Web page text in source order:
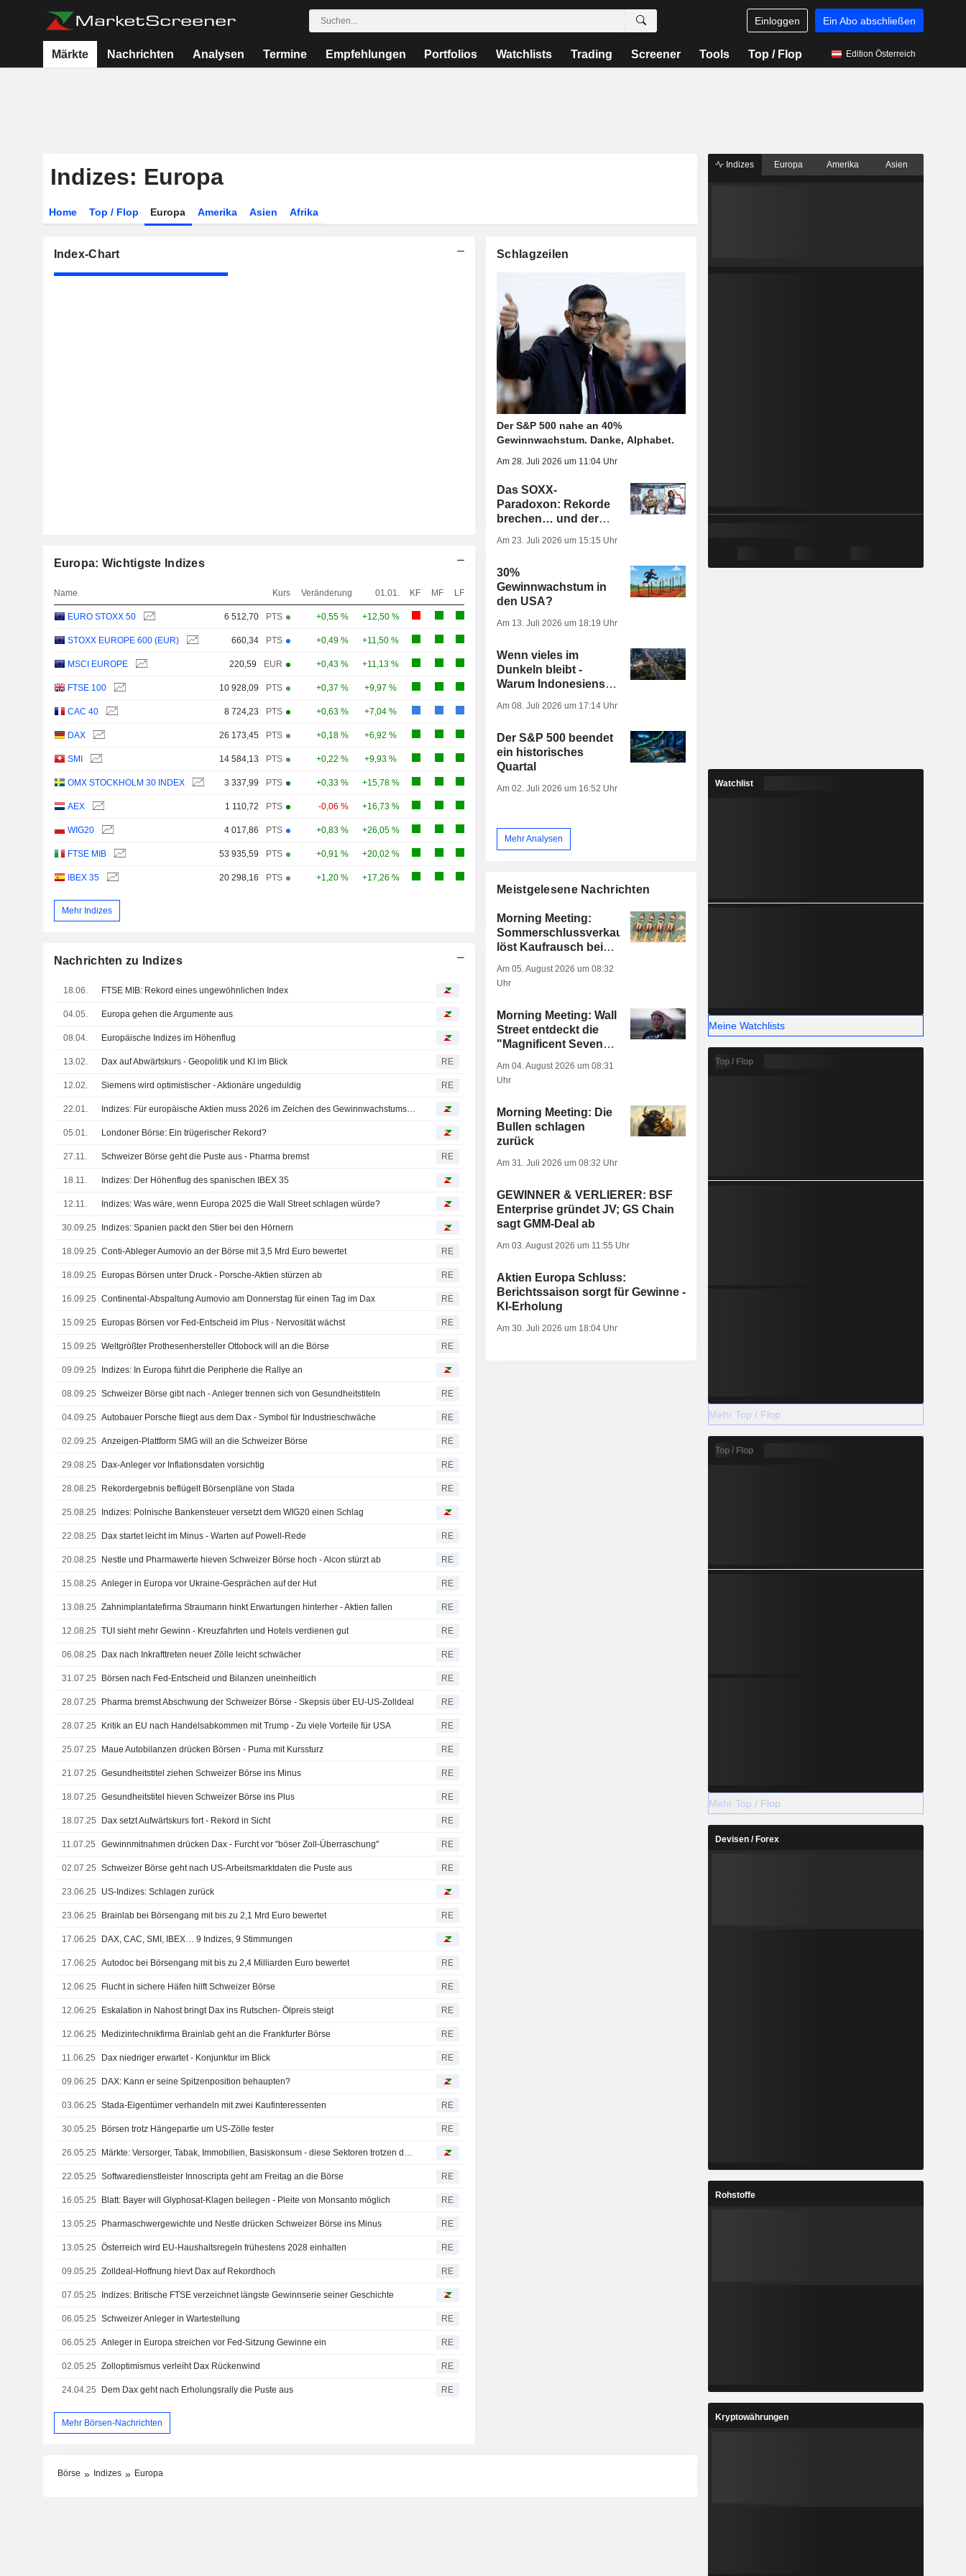
Einloggen Ein Abo abschließen
Märkte Nachrichten Analysen Termine Empfehlungen Portfolios Watchlists Trading Screener Tools Top / Flop Edition Österreich
Indizes: Europa
Home Top / Flop Europa Amerika Asien Afrika
Index-Chart
Europa: Wichtigste Indizes
Name Kurs Veränderung 01.01. KF MF LF
EURO STOXX 50 6 512,70 PTS +0,55 % +12,50 %
STOXX EUROPE 600 (EUR) 660,34 PTS +0,49 % +11,50 %
MSCI EUROPE 220,59 EUR +0,43 % +11,13 %
FTSE 100 10 928,09 PTS +0,37 % +9,97 %
CAC 40 8 724,23 PTS +0,63 % +7,04 %
DAX 26 173,45 PTS +0,18 % +6,92 %
SMI 14 584,13 PTS +0,22 % +9,93 %
OMX STOCKHOLM 30 INDEX 3 337,99 PTS +0,33 % +15,78 %
AEX 1 110,72 PTS -0,06 % +16,73 %
WIG20 4 017,86 PTS +0,83 % +26,05 %
FTSE MIB 53 935,59 PTS +0,91 % +20,02 %
IBEX 35 20 298,16 PTS +1,20 % +17,26 %
Mehr Indizes
Nachrichten zu Indizes
18.06. FTSE MIB: Rekord eines ungewöhnlichen Index
04.05. Europa gehen die Argumente aus
08.04. Europäische Indizes im Höhenflug
13.02. Dax auf Abwärtskurs - Geopolitik und KI im Blick RE
12.02. Siemens wird optimistischer - Aktionäre ungeduldig RE
22.01. Indizes: Für europäische Aktien muss 2026 im Zeichen des Gewinnwachstums stehen
05.01. Londoner Börse: Ein trügerischer Rekord?
27.11. Schweizer Börse geht die Puste aus - Pharma bremst RE
18.11. Indizes: Der Höhenflug des spanischen IBEX 35
12.11. Indizes: Was wäre, wenn Europa 2025 die Wall Street schlagen würde?
30.09.25 Indizes: Spanien packt den Stier bei den Hörnern
18.09.25 Conti-Ableger Aumovio an der Börse mit 3,5 Mrd Euro bewertet RE
18.09.25 Europas Börsen unter Druck - Porsche-Aktien stürzen ab RE
16.09.25 Continental-Abspaltung Aumovio am Donnerstag für einen Tag im Dax RE
15.09.25 Europas Börsen vor Fed-Entscheid im Plus - Nervosität wächst RE
15.09.25 Weltgrößter Prothesenhersteller Ottobock will an die Börse RE
09.09.25 Indizes: In Europa führt die Peripherie die Rallye an
08.09.25 Schweizer Börse gibt nach - Anleger trennen sich von Gesundheitstiteln RE
04.09.25 Autobauer Porsche fliegt aus dem Dax - Symbol für Industrieschwäche RE
02.09.25 Anzeigen-Plattform SMG will an die Schweizer Börse RE
29.08.25 Dax-Anleger vor Inflationsdaten vorsichtig RE
28.08.25 Rekordergebnis beflügelt Börsenpläne von Stada RE
25.08.25 Indizes: Polnische Bankensteuer versetzt dem WIG20 einen Schlag
22.08.25 Dax startet leicht im Minus - Warten auf Powell-Rede RE
20.08.25 Nestle und Pharmawerte hieven Schweizer Börse hoch - Alcon stürzt ab RE
15.08.25 Anleger in Europa vor Ukraine-Gesprächen auf der Hut RE
13.08.25 Zahnimplantatefirma Straumann hinkt Erwartungen hinterher - Aktien fallen RE
12.08.25 TUI sieht mehr Gewinn - Kreuzfahrten und Hotels verdienen gut RE
06.08.25 Dax nach Inkrafttreten neuer Zölle leicht schwächer RE
31.07.25 Börsen nach Fed-Entscheid und Bilanzen uneinheitlich RE
28.07.25 Pharma bremst Abschwung der Schweizer Börse - Skepsis über EU-US-Zolldeal RE
28.07.25 Kritik an EU nach Handelsabkommen mit Trump - Zu viele Vorteile für USA RE
25.07.25 Maue Autobilanzen drücken Börsen - Puma mit Kurssturz RE
21.07.25 Gesundheitstitel ziehen Schweizer Börse ins Minus RE
18.07.25 Gesundheitstitel hieven Schweizer Börse ins Plus RE
18.07.25 Dax setzt Aufwärtskurs fort - Rekord in Sicht RE
11.07.25 Gewinnmitnahmen drücken Dax - Furcht vor "böser Zoll-Überraschung" RE
02.07.25 Schweizer Börse geht nach US-Arbeitsmarktdaten die Puste aus RE
23.06.25 US-Indizes: Schlagen zurück
23.06.25 Brainlab bei Börsengang mit bis zu 2,1 Mrd Euro bewertet RE
17.06.25 DAX, CAC, SMI, IBEX… 9 Indizes, 9 Stimmungen
17.06.25 Autodoc bei Börsengang mit bis zu 2,4 Milliarden Euro bewertet RE
12.06.25 Flucht in sichere Häfen hilft Schweizer Börse RE
12.06.25 Eskalation in Nahost bringt Dax ins Rutschen- Ölpreis steigt RE
12.06.25 Medizintechnikfirma Brainlab geht an die Frankfurter Börse RE
11.06.25 Dax niedriger erwartet - Konjunktur im Blick RE
09.06.25 DAX: Kann er seine Spitzenposition behaupten?
03.06.25 Stada-Eigentümer verhandeln mit zwei Kaufinteressenten RE
30.05.25 Börsen trotz Hängepartie um US-Zölle fester RE
26.05.25 Märkte: Versorger, Tabak, Immobilien, Basiskonsum - diese Sektoren trotzen dem Trump-Sturm
22.05.25 Softwaredienstleister Innoscripta geht am Freitag an die Börse RE
16.05.25 Blatt: Bayer will Glyphosat-Klagen beilegen - Pleite von Monsanto möglich RE
13.05.25 Pharmaschwergewichte und Nestle drücken Schweizer Börse ins Minus RE
13.05.25 Österreich wird EU-Haushaltsregeln frühestens 2028 einhalten RE
09.05.25 Zolldeal-Hoffnung hievt Dax auf Rekordhoch RE
07.05.25 Indizes: Britische FTSE verzeichnet längste Gewinnserie seiner Geschichte
06.05.25 Schweizer Anleger in Wartestellung RE
06.05.25 Anleger in Europa streichen vor Fed-Sitzung Gewinne ein RE
02.05.25 Zolloptimismus verleiht Dax Rückenwind RE
24.04.25 Dem Dax geht nach Erholungsrally die Puste aus RE
Mehr Börsen-Nachrichten
Schlagzeilen
Der S&P 500 nahe an 40%
Gewinnwachstum. Danke, Alphabet.
Am 28. Juli 2026 um 11:04 Uhr
Das SOXX-
Paradoxon: Rekorde
brechen… und der
Am 23. Juli 2026 um 15:15 Uhr
30%
Gewinnwachstum in
den USA?
Am 13. Juli 2026 um 18:19 Uhr
Wenn vieles im
Dunkeln bleibt -
Warum Indonesiens
Am 08. Juli 2026 um 17:14 Uhr
Der S&P 500 beendet
ein historisches
Quartal
Am 02. Juli 2026 um 16:52 Uhr
Mehr Analysen
Meistgelesene Nachrichten
Morning Meeting:
Sommerschlussverkauf
löst Kaufrausch bei
Am 05. August 2026 um 08:32
Uhr
Morning Meeting: Wall
Street entdeckt die
"Magnificent Seven"
Am 04. August 2026 um 08:31
Uhr
Morning Meeting: Die
Bullen schlagen
zurück
Am 31. Juli 2026 um 08:32 Uhr
GEWINNER & VERLIERER: BSF
Enterprise gründet JV; GS Chain
sagt GMM-Deal ab
Am 03. August 2026 um 11:55 Uhr
Aktien Europa Schluss:
Berichtssaison sorgt für Gewinne -
KI-Erholung
Am 30. Juli 2026 um 18:04 Uhr
Börse Indizes Europa
Indizes Europa Amerika Asien
Watchlist
Meine Watchlists
Top / Flop
Mehr Top / Flop
Top / Flop
Mehr Top / Flop
Devisen / Forex
Rohstoffe
Kryptowährungen